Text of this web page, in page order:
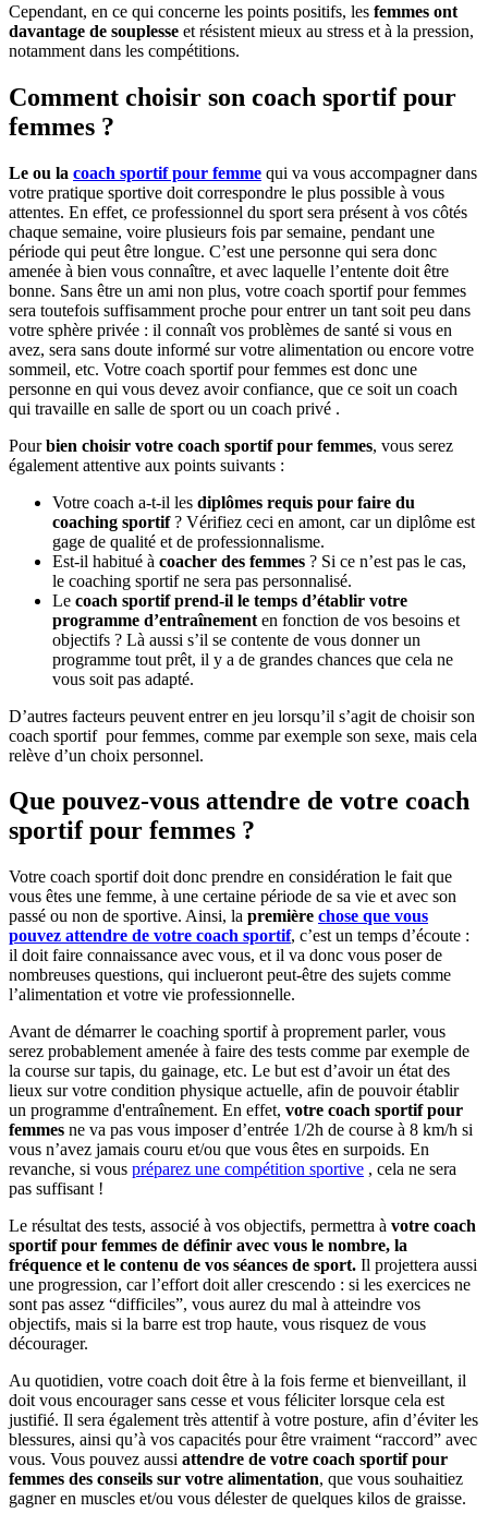
Cependant, en ce qui concerne les points positifs, les femmes ont
davantage de souplesse et résistent mieux au stress et à la pression,
notamment dans les compétitions.
Comment choisir son coach sportif pour
femmes ?
Le ou la coach sportif pour femme qui va vous accompagner dans
votre pratique sportive doit correspondre le plus possible à vous
attentes. En effet, ce professionnel du sport sera présent à vos côtés
chaque semaine, voire plusieurs fois par semaine, pendant une
période qui peut être longue. C’est une personne qui sera donc
amenée à bien vous connaître, et avec laquelle l’entente doit être
bonne. Sans être un ami non plus, votre coach sportif pour femmes
sera toutefois suffisamment proche pour entrer un tant soit peu dans
votre sphère privée : il connaît vos problèmes de santé si vous en
avez, sera sans doute informé sur votre alimentation ou encore votre
sommeil, etc. Votre coach sportif pour femmes est donc une
personne en qui vous devez avoir confiance, que ce soit un coach
qui travaille en salle de sport ou un coach privé .
Pourbien choisir votre coach sportif pour femmes, vous serez
également attentive aux points suivants :
Votre coach a-t-il les diplômes requis pour faire du
coaching sportif? Vérifiez ceci en amont, car un diplôme est
gage de qualité et de professionnalisme.
Est-il habitué à coacher des femmes ? Si ce n’est pas le cas,
le coaching sportif ne sera pas personnalisé.
Le coach sportif prend-il le temps d’établir votre
programme d’entraînement en fonction de vos besoins et
objectifs ? Là aussi s’il se contente de vous donner un
programme tout prêt, il y a de grandes chances que cela ne
vous soit pas adapté.
D’autres facteurs peuvent entrer en jeu lorsqu’il s’agit de choisir son
coach sportif pour femmes, comme par exemple son sexe, mais cela
relève d’un choix personnel.
Que pouvez-vous attendre de votre coach
sportif pour femmes ?
Votre coach sportif doit donc prendre en considération le fait que
vous êtes une femme, à une certaine période de sa vie et avec son
passé ou non de sportive. Ainsi, la première chose que vous
pouvez attendre de votre coach sportif, c’est un temps d’écoute :
il doit faire connaissance avec vous, et il va donc vous poser de
nombreuses questions, qui inclueront peut-être des sujets comme
l’alimentation et votre vie professionnelle.
Avant de démarrer le coaching sportif à proprement parler, vous
serez probablement amenée à faire des tests comme par exemple de
la course sur tapis, du gainage, etc. Le but est d’avoir un état des
lieux sur votre condition physique actuelle, afin de pouvoir établir
un programme d'entraînement. En effet, votre coach sportif pour
femmes ne va pas vous imposer d’entrée 1/2h de course à 8 km/h si
vous n’avez jamais couru et/ou que vous êtes en surpoids. En
revanche, si vous préparez une compétition sportive , cela ne sera
pas suffisant !
Le résultat des tests, associé à vos objectifs, permettra à votre coach
sportif pour femmes de définir avec vous le nombre, la
fréquence et le contenu de vos séances de sport. Il projettera aussi
une progression, car l’effort doit aller crescendo : si les exercices ne
sont pas assez “difficiles”, vous aurez du mal à atteindre vos
objectifs, mais si la barre est trop haute, vous risquez de vous
décourager.
Au quotidien, votre coach doit être à la fois ferme et bienveillant, il
doit vous encourager sans cesse et vous féliciter lorsque cela est
justifié. Il sera également très attentif à votre posture, afin d’éviter les
blessures, ainsi qu’à vos capacités pour être vraiment “raccord” avec
vous. Vous pouvez aussi attendre de votre coach sportif pour
femmes des conseils sur votre alimentation, que vous souhaitiez
gagner en muscles et/ou vous délester de quelques kilos de graisse.